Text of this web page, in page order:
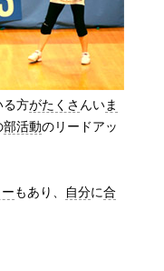
る方がたくさ んいま
部活動のリードアッ
もあり、 自分に合